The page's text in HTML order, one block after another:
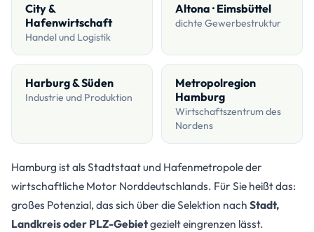
City &
Hafenwirtschaft
Handel und Logistik
Altona · Eimsbüttel
dichte Gewerbestruktur
Harburg & Süden
Industrie und Produktion
Metropolregion
Hamburg
Wirtschaftszentrum des
Nordens
Hamburg ist als Stadtstaat und Hafenmetropole der
wirtschaftliche Motor Norddeutschlands. Für Sie heißt das:
großes Potenzial, das sich über die Selektion nach Stadt,
Landkreis oder PLZ-Gebietgezielt eingrenzen lässt.